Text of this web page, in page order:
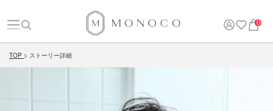
0
TOP ストーリー詳細